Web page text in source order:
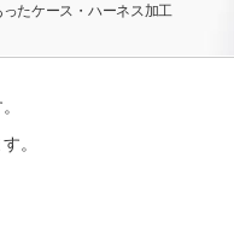
たケース・ハーネス加工
。